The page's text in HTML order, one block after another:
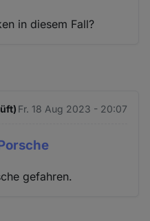
in diesem Fall?
Fr. 18 Aug 2023 - 20:07
gefahren.